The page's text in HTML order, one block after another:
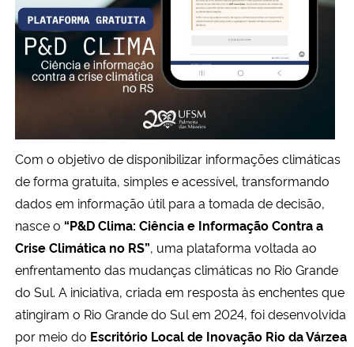
Gabinete de Segurança Institucional
Advocacia-Geral da União
Planalto
Com o objetivo de disponibilizar informações climáticas
de forma gratuita, simples e acessível, transformando
dados em informação útil para a tomada de decisão,
nasce o “P&D Clima: Ciência e Informação Contra a
Crise Climática no RS”, uma plataforma voltada ao
enfrentamento das mudanças climáticas no Rio Grande
do Sul. A iniciativa, criada em resposta às enchentes que
atingiram o Rio Grande do Sul em 2024, foi desenvolvida
por meio do Escritório Local de Inovação Rio da Várzea